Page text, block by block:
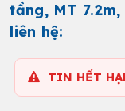
tầng, MT
liên hệ:
TIN HẾT